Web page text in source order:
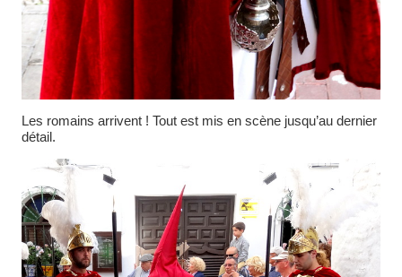
Les romains arrivent ! Tout est mis en scène jusqu’au dernier
détail.